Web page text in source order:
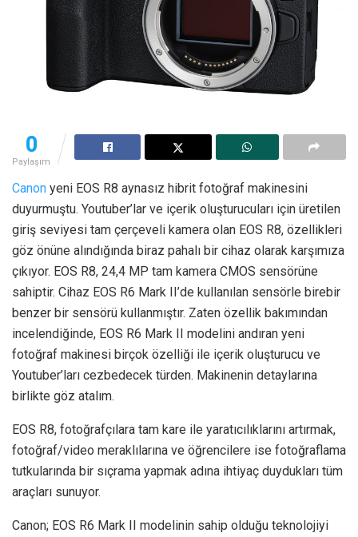
0
Paylaşım
Canon yeni EOS R8 aynasız hibrit fotoğraf makinesini
duyurmuştu. Youtuber’lar ve içerik oluşturucuları için üretilen
giriş seviyesi tam çerçeveli kamera olan EOS R8, özellikleri
göz önüne alındığında biraz pahalı bir cihaz olarak karşımıza
çıkıyor. EOS R8, 24,4 MP tam kamera CMOS sensörüne
sahiptir. Cihaz EOS R6 Mark II’de kullanılan sensörle birebir
benzer bir sensörü kullanmıştır. Zaten özellik bakımından
incelendiğinde, EOS R6 Mark II modelini andıran yeni
fotoğraf makinesi birçok özelliği ile içerik oluşturucu ve
Youtuber’ları cezbedecek türden. Makinenin detaylarına
birlikte göz atalım.
EOS R8, fotoğrafçılara tam kare ile yaratıcılıklarını artırmak,
fotoğraf/video meraklılarına ve öğrencilere ise fotoğraflama
tutkularında bir sıçrama yapmak adına ihtiyaç duydukları tüm
araçları sunuyor.
Canon; EOS R6 Mark II modelinin sahip olduğu teknolojiyi